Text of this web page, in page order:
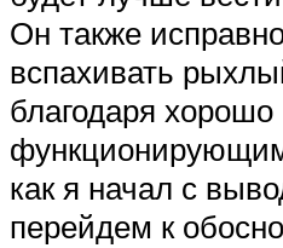
Он также
вспахивать
благодаря хорошо
как я начал с
перейдем к